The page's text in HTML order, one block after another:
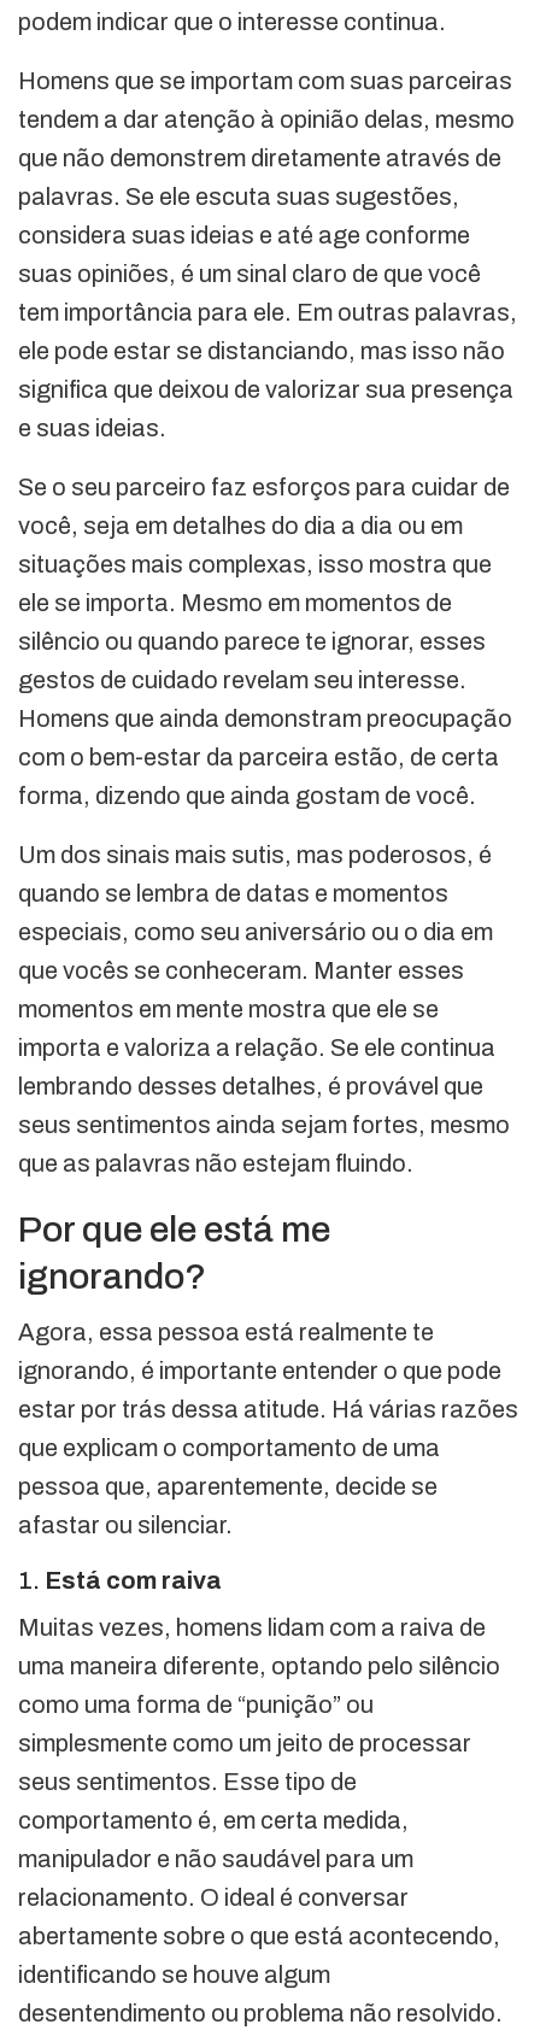
podem indicar que o interesse continua.
Homens que se importam com suas parceiras
tendem a dar atenção à opinião delas, mesmo
que não demonstrem diretamente através de
palavras. Se ele escuta suas sugestões,
considera suas ideias e até age conforme
suas opiniões, é um sinal claro de que você
tem importância para ele. Em outras palavras,
ele pode estar se distanciando, mas isso não
significa que deixou de valorizar sua presença
e suas ideias.
Se o seu parceiro faz esforços para cuidar de
você, seja em detalhes do dia a dia ou em
situações mais complexas, isso mostra que
ele se importa. Mesmo em momentos de
silêncio ou quando parece te ignorar, esses
gestos de cuidado revelam seu interesse.
Homens que ainda demonstram preocupação
com o bem-estar da parceira estão, de certa
forma, dizendo que ainda gostam de você.
Um dos sinais mais sutis, mas poderosos, é
quando se lembra de datas e momentos
especiais, como seu aniversário ou o dia em
que vocês se conheceram. Manter esses
momentos em mente mostra que ele se
importa e valoriza a relação. Se ele continua
lembrando desses detalhes, é provável que
seus sentimentos ainda sejam fortes, mesmo
que as palavras não estejam fluindo.
Por que ele está me
ignorando?
Agora, essa pessoa está realmente te
ignorando, é importante entender o que pode
estar por trás dessa atitude. Há várias razões
que explicam o comportamento de uma
pessoa que, aparentemente, decide se
afastar ou silenciar.
1. Está com raiva
Muitas vezes, homens lidam com a raiva de
uma maneira diferente, optando pelo silêncio
como uma forma de “punição” ou
simplesmente como um jeito de processar
seus sentimentos. Esse tipo de
comportamento é, em certa medida,
manipulador e não saudável para um
relacionamento. O ideal é conversar
abertamente sobre o que está acontecendo,
identificando se houve algum
desentendimento ou problema não resolvido.